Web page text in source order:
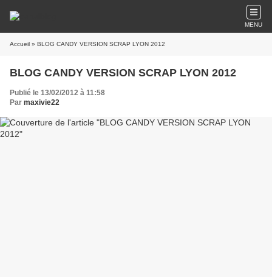
MENU
Accueil » BLOG CANDY VERSION SCRAP LYON 2012
BLOG CANDY VERSION SCRAP LYON 2012
Publié le 13/02/2012 à 11:58
Par maxivie22